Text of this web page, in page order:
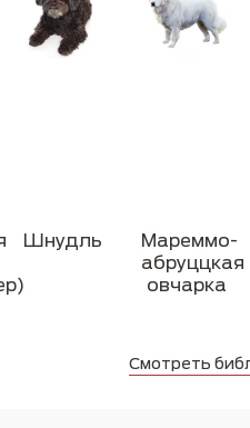
Шнудль
Мареммо-
абруццкая
овчарка
Смотреть